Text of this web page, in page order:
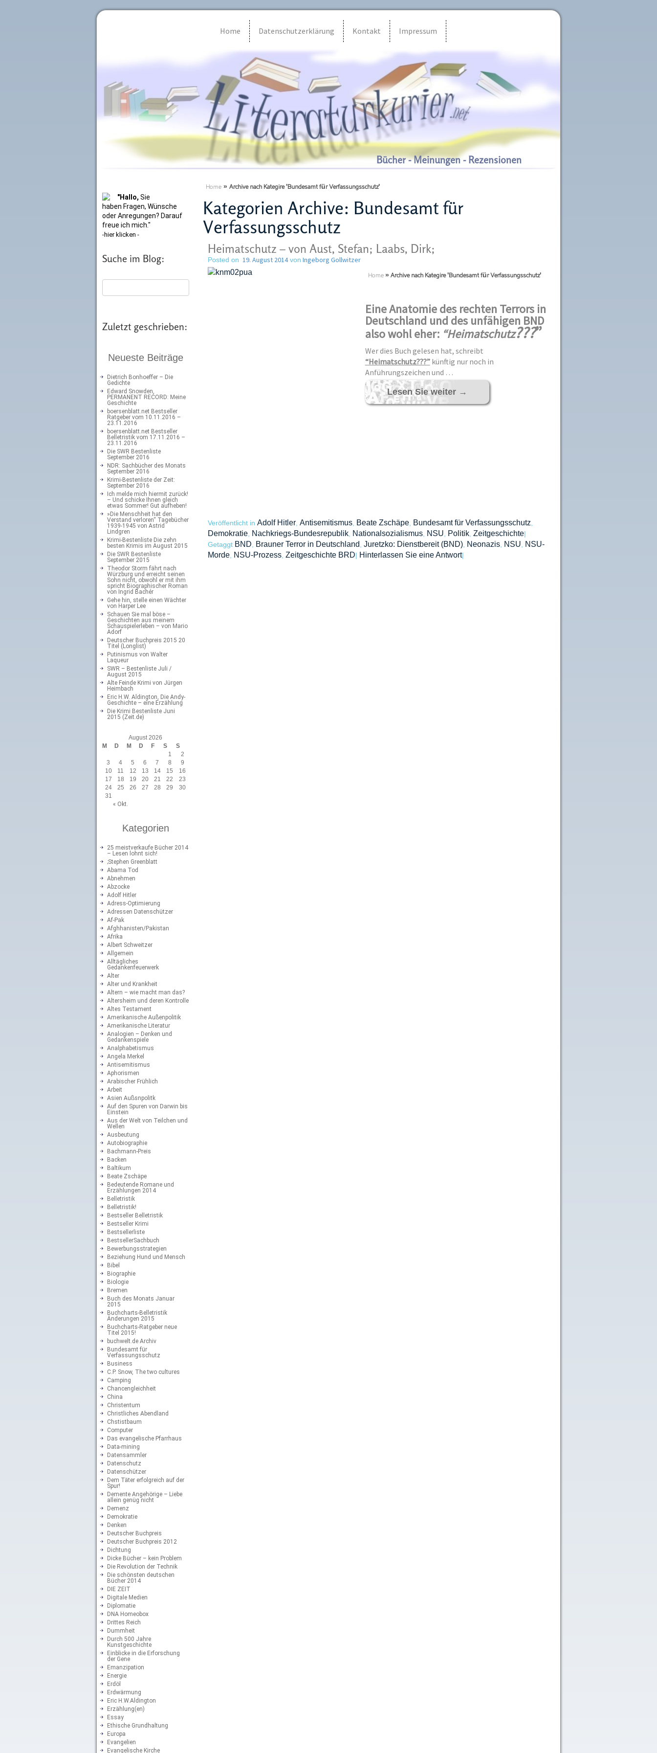
Home Datenschutzerklärung Kontakt Impressum
Bücher - Meinungen - Rezensionen
"Hallo, Sie
haben Fragen, Wünsche
oder Anregungen? Darauf
freue ich mich."
-hier klicken -
Suche im Blog:
Zuletzt geschrieben:
Neueste Beiträge
Dietrich Bonhoeffer – Die
Gedichte
Edward Snowden,
PERMANENT RECORD: Meine
Geschichte
boersenblatt.net Bestseller
Ratgeber vom 10.11.2016 –
23.11.2016
boersenblatt.net Bestseller
Belletristik vom 17.11.2016 –
23.11.2016
Die SWR Bestenliste
September 2016
NDR: Sachbücher des Monats
September 2016
Krimi-Bestenliste der Zeit:
September 2016
Ich melde mich hiermit zurück!
– Und schicke Ihnen gleich
etwas Sommer! Gut aufheben!
»Die Menschheit hat den
Verstand verloren“ Tagebücher
1939-1945 von Astrid
Lindgren
Krimi-Bestenliste Die zehn
besten Krimis im August 2015
Die SWR Bestenliste
September 2015
Theodor Storm fährt nach
Würzburg und erreicht seinen
Sohn nicht, obwohl er mit ihm
spricht Biographischer Roman
von Ingrid Bachér
Gehe hin, stelle einen Wächter
von Harper Lee
Schauen Sie mal böse –
Geschichten aus meinem
Schauspielerleben – von Mario
Adorf
Deutscher Buchpreis 2015 20
Titel (Longlist)
Putinismus von Walter
Laqueur
SWR – Bestenliste Juli /
August 2015
Alte Feinde Krimi von Jürgen
Heimbach
Eric H.W. Aldington, Die Andy-
Geschichte – eine Erzählung
Die Krimi Bestenliste Juni
2015 (Zeit.de)
August 2026
M
D M D F S S
« Okt.
1
2
3
4 5 6 7 8
9
10
11 12 13 14 15
16
17
18 19 20 21 22
23
24
25 26 27 28 29
30
31
Kategorien
25 meistverkaufe Bücher 2014
– Lesen lohnt sich!
;Stephen Greenblatt
Abama Tod
Abnehmen
Abzocke
Adolf Hitler
Adress-Optimierung
Adressen Datenschützer
Af-Pak
Afghhanisten/Pakistan
Afrika
Albert Schweitzer
Allgemein
Alltägliches
Gedankenfeuerwerk
Alter
Alter und Krankheit
Altern – wie macht man das?
Altersheim und deren Kontrolle
Altes Testament
Amerikanische Außenpolitik
Amerikanische Literatur
Analogien – Denken und
Gedankenspiele
Analphabetismus
Angela Merkel
Antisemitismus
Aphorismen
Arabischer Frühlich
Arbeit
Asien Außsnpolitk
Auf den Spuren von Darwin bis
Einstein
Aus der Welt von Teilchen und
Wellen
Ausbeutung
Autobiographie
Bachmann-Preis
Backen
Baltikum
Beate Zschäpe
Bedeutende Romane und
Erzählungen 2014
Belletristik
Belletristik!
Bestseller Belletristik
Bestseller Krimi
Bestsellerliste
BestsellerSachbuch
Bewerbungsstrategien
Beziehung Hund und Mensch
Bibel
Biographie
Biologie
Bremen
Buch des Monats Januar
2015
Buchcharts-Belletristik
Änderungen 2015
Buchcharts-Ratgeber neue
Titel 2015!
buchwelt.de Archiv
Bundesamt für
Verfassungsschutz
Business
C.P. Snow, The two cultures
Camping
Chancengleichheit
China
Christentum
Christliches Abendland
Chstistbaum
Computer
Das evangelische Pfarrhaus
Data-mining
Datensammler
Datenschutz
Datenschützer
Dem Täter erfolgreich auf der
Spur!
Demente Angehörige – Liebe
allein genüg nicht
Demenz
Demokratie
Denken
Deutscher Buchpreis
Deutscher Buchpreis 2012
Dichtung
Dicke Bücher – kein Problem
Die Revolution der Technik
Die schönsten deutschen
Bücher 2014
DIE ZEIT
Digitale Medien
Diplomatie
DNA Homeobox
Drittes Reich
Dummheit
Durch 500 Jahre
Kunstgeschichte
Einblicke in die Erforschung
der Gene
Emanzipation
Energie
Erdöl
Erdwärmung
Eric H.W.Aldington
Erzählung(en)
Essay
Ethische Grundhaltung
Europa
Evangelien
Evangelische Kirche
Home » Archive nach Kategire 'Bundesamt für Verfassungsschutz'
Kategorien Archive: Bundesamt für
Verfassungsschutz
Heimatschutz – von Aust, Stefan; Laabs, Dirk;
Posted on 19. August 2014von Ingeborg Gollwitzer
Home » Archive nach Kategire 'Bundesamt für Verfassungsschutz'
Eine Anatomie des rechten Terrors in
Deutschland und des unfähigen BND
alsowohl eher: “Heimatschutz???”
Wer dies Buch gelesen hat, schreibt
“Heimatschutz???”künftig nur noch in
Anführungszeichen und …
Lesen Sie weiter →
Veröffentlicht in Adolf Hitler, Antisemitismus, Beate Zschäpe, Bundesamt für Verfassungsschutz
Demokratie, Nachkriegs-Bundesrepublik, Nationalsozialismus, NSU Politik, Zeitgeschichte|
Getaggt BND Brauner Terror in Deutschland Juretzko: Dienstbereit (BND), Neonazis, NSU
NSU-
Morde, NSU-Prozess, Zeitgeschichte BRD| Hinterlassen Sie eine Antwort|